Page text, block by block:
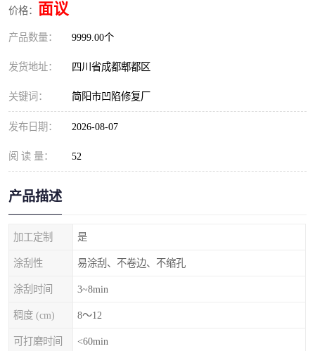
价格： 面议
产品数量： 9999.00个
发货地址： 四川省成都郫都区
关键词： 简阳市凹陷修复厂
发布日期： 2026-08-07
阅 读 量： 52
产品描述
加工定制 是
涂刮性 易涂刮、不卷边、不缩孔
涂刮时间 3~8min
稠度 (cm) 8～12
可打磨时间 <60min